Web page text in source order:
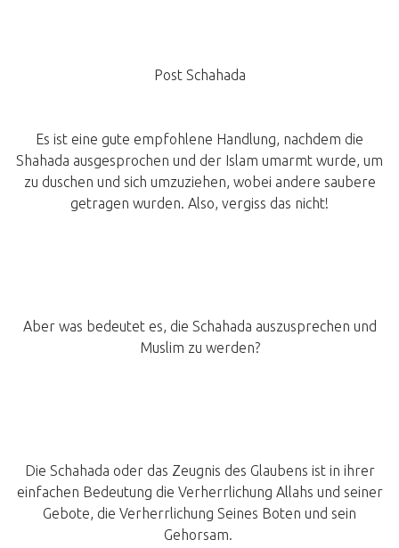
Post Schahada
Es ist eine gute empfohlene Handlung, nachdem die
Shahada ausgesprochen und der Islam umarmt wurde, um
zu duschen und sich umzuziehen, wobei andere saubere
getragen wurden. Also, vergiss das nicht!
Aber was bedeutet es, die Schahada auszusprechen und
Muslim zu werden?
Die Schahada oder das Zeugnis des Glaubens ist in ihrer
einfachen Bedeutung die Verherrlichung Allahs und seiner
Gebote, die Verherrlichung Seines Boten und sein
Gehorsam.